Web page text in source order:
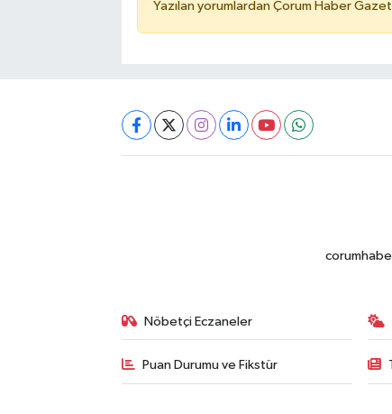
Yazılan yorumlardan Çorum Haber
Nöbetçi Eczaneler
Puan Durumu ve Fikstür